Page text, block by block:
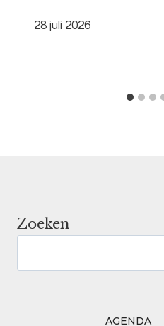
28 juli 2026
Zoeken
AGENDA